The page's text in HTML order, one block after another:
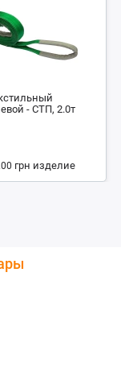
- СТП, 2.0т
грн изделие